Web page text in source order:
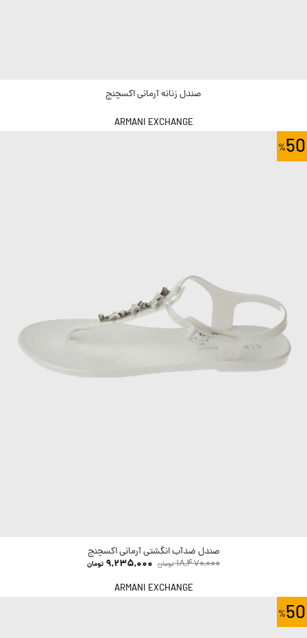
صندل زنانه آرمانی اکسچنج
ARMANI EXCHANGE
50
صندل ضدآب انگشتی آرمانی اکسچنج
18,470,000 تومان 9,235,000 تومان
ARMANI EXCHANGE
50